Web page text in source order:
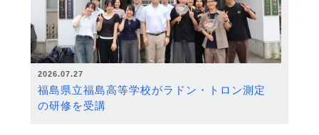
2026.07.27
福島県立福島高等学校がラドン・トロン測定
の研修を受講